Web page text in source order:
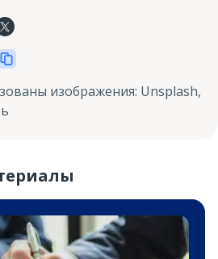
изображения: Unsplash,